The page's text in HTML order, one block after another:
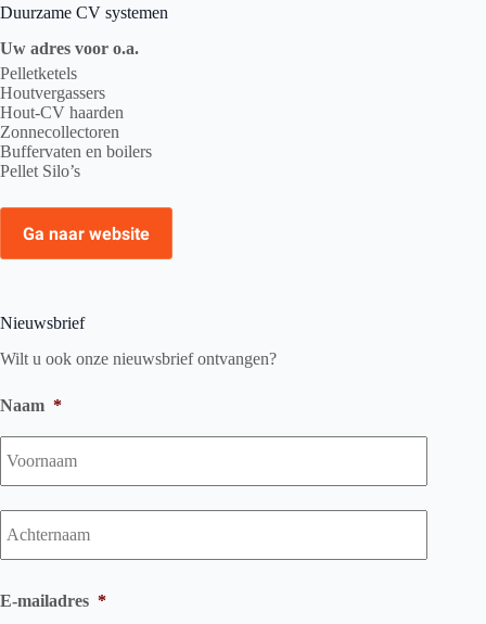
Duurzame CV systemen
Uw adres voor o.a.
Pelletketels
Houtvergassers
Hout-CV haarden
Zonnecollectoren
Buffervaten en boilers
Pellet Silo’s
Ga naar website
Nieuwsbrief
Wilt u ook onze nieuwsbrief ontvangen?
Naam *
E-mailadres *